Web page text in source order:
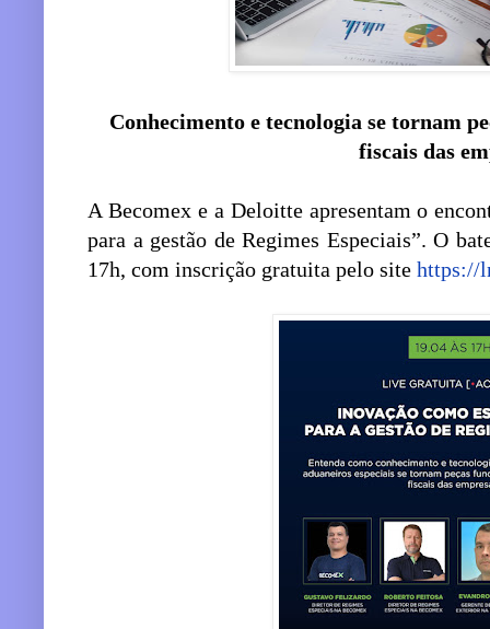
Conhecimento e tecnologia se tornam
fiscais das
A Becomex e a Deloitte apresentam o
para a gestão de Regimes Especiais”. O
17h, com inscrição gratuita pelo site https://